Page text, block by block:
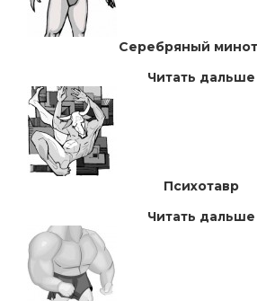
Серебряный
Читать дальше
Психотавр
Читать дальше